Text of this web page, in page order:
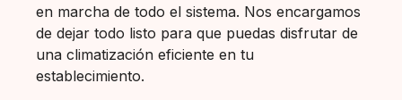
en marcha de todo el sistema. Nos encargamos
de dejar todo listo para que puedas disfrutar de
una climatización eficiente en tu
establecimiento.